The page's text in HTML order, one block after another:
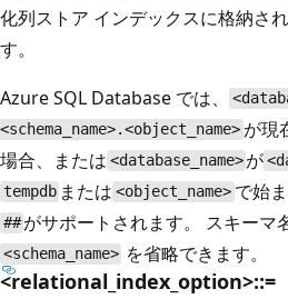
化列ストア インデックスに格納さ
す。
Azure SQL Database では、
<schema_name>.<object_name> が現
場合、または <database_name> が
tempdb または <object_name> で始
## がサポートされます。 スキーマ
<schema_name> を省略できます。
<relational_index_option>::=